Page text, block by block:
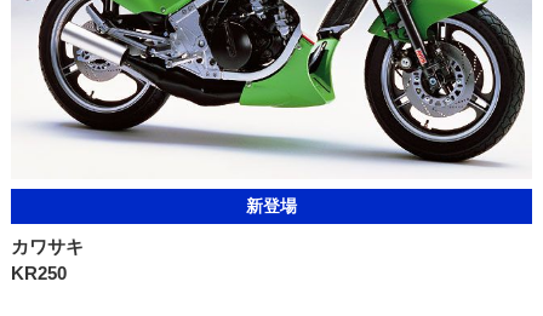
新登場
カワサキ
KR250